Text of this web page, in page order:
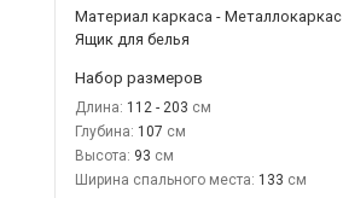
Материал каркаса - Металлокаркас
Ящик для белья
Набор размеров
Длина: 112 - 203
Глубина: 107
Высота: 93
Ширина спального места: 133